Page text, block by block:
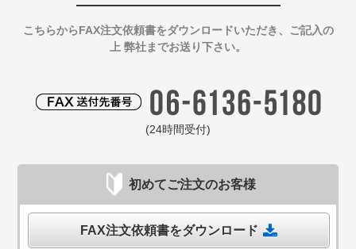
こちらからFAX注文依頼書をダウンロードいただき、ご記入の
上 弊社までお送り下さい。
(24時間受付)
初めてご注文のお客様
FAX注文依頼書をダウンロード